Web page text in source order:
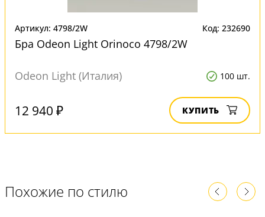
Артикул: 4798/2W Код: 232690
Бра Odeon Light Orinoco 4798/2W
Odeon Light (Италия) 100 шт.
12 940 ₽ КУПИТЬ
Похожие по стилю